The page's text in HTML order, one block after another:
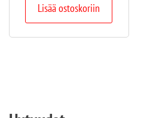
Lisää ostoskoriin